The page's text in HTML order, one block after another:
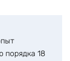
порядка 18